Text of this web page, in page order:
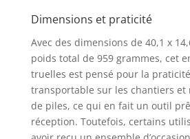
Dimensions et praticité
Avec des dimensions de 40,1 x
poids total de 959 grammes, cet
truelles est pensé pour la
transportable sur les chantiers et
de piles, ce qui en fait un outil
réception. Toutefois, certains